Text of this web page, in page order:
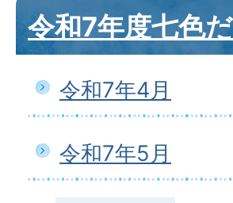
令和7年度七色
令和7年4月
令和7年5月